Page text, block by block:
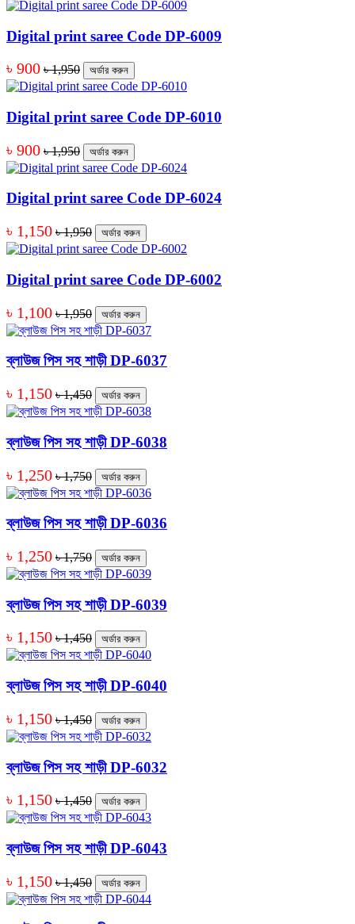
Digital print saree Code DP-6009
৳ 900 ৳ 1,950 অর্ডার করুন
Digital print saree Code DP-6010
৳ 900 ৳ 1,950 অর্ডার করুন
Digital print saree Code DP-6024
৳ 1,150 ৳ 1,950 অর্ডার করুন
Digital print saree Code DP-6002
৳ 1,100 ৳ 1,950 অর্ডার করুন
ব্লাউজ পিস সহ শাড়ী DP-6037
৳ 1,150 ৳ 1,450 অর্ডার করুন
ব্লাউজ পিস সহ শাড়ী DP-6038
৳ 1,250 ৳ 1,750 অর্ডার করুন
ব্লাউজ পিস সহ শাড়ী DP-6036
৳ 1,250 ৳ 1,750 অর্ডার করুন
ব্লাউজ পিস সহ শাড়ী DP-6039
৳ 1,150 ৳ 1,450 অর্ডার করুন
ব্লাউজ পিস সহ শাড়ী DP-6040
৳ 1,150 ৳ 1,450 অর্ডার করুন
ব্লাউজ পিস সহ শাড়ী DP-6032
৳ 1,150 ৳ 1,450 অর্ডার করুন
ব্লাউজ পিস সহ শাড়ী DP-6043
৳ 1,150 ৳ 1,450 অর্ডার করুন